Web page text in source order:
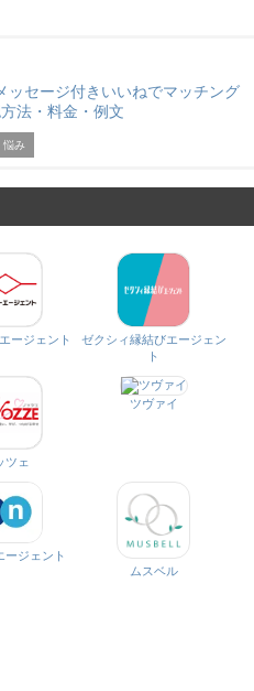
ッセージ付きいいねでマッチング
法・料金・例文
悩み
ージェント
ゼクシィ縁結びエージェン
ト
ツェ
ツヴァイ
ージェント
ムスベル